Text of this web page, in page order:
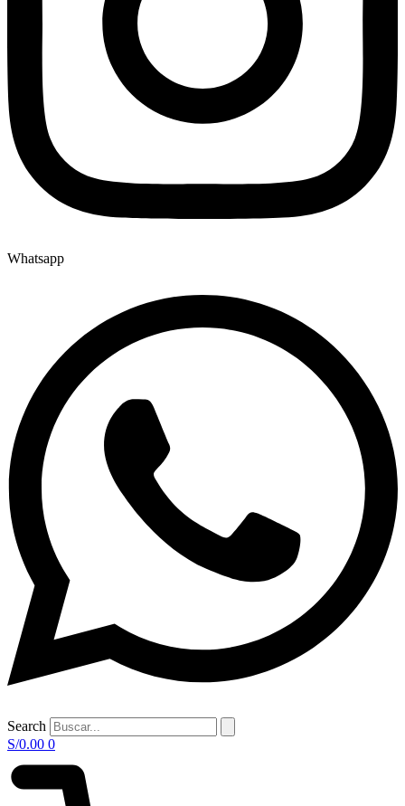
Whatsapp
Search
S/0.00 0